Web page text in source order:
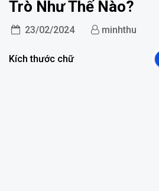
Trò Như Thế Nào?
23/02/2024 minhthu
Kích thước chữ